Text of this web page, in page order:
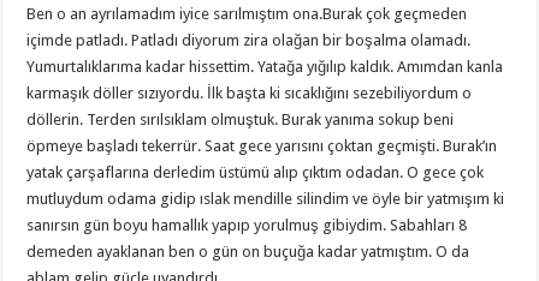
Ben o an ayrılamadım iyice sarılmıştım ona.Burak çok geçmeden
içimde patladı. Patladı diyorum zira olağan bir boşalma olamadı.
Yumurtalıklarıma kadar hissettim. Yatağa yığılıp kaldık. Amımdan kanla
karmaşık döller sızıyordu. İlk başta ki sıcaklığını sezebiliyordum o
döllerin. Terden sırılsıklam olmuştuk. Burak yanıma sokup beni
öpmeye başladı tekerrür. Saat gece yarısını çoktan geçmişti. Burak’ın
yatak çarşaflarına derledim üstümü alıp çıktım odadan. O gece çok
mutluydum odama gidip ıslak mendille silindim ve öyle bir yatmışım ki
sanırsın gün boyu hamallık yapıp yorulmuş gibiydim. Sabahları 8
demeden ayaklanan ben o gün on buçuğa kadar yatmıştım. O da